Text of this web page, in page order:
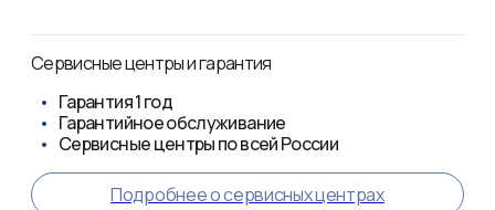
Сервисные центры и гарантия
Гарантия1 год
Гарантийное обслуживание
Сервисные центры по всей России
Подробнее о сервисных центрах